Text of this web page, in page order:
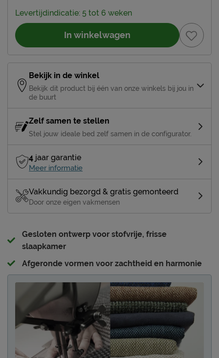
Levertijdindicatie: 5 tot 6 weken
In winkelwagen
Bekijk in de winkel
Bekijk dit product bij één van onze winkels bij jou in
de buurt
Zelf samen te stellen
Stel jouw ideale bed zelf samen in de configurator.
4 jaar garantie
Meer informatie
Vakkundig bezorgd & gratis gemonteerd
Door onze eigen vakmensen
Gesloten ontwerp voor stofvrije, frisse
slaapkamer
Afgeronde vormen voor zachtheid en harmonie